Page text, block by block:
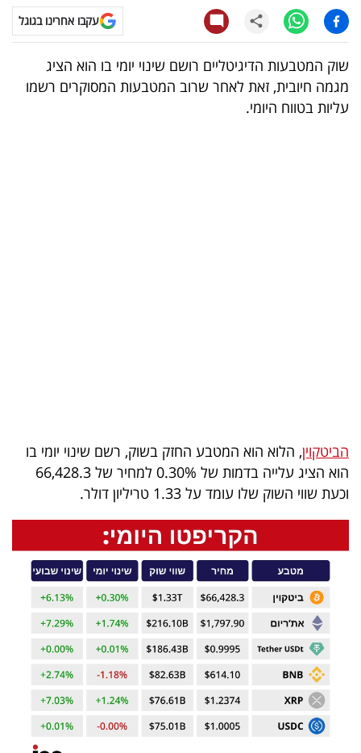
טלוויזיה
עסקי
ספורט
5
המילון
הכלכלי
פודקאסט
UNDER
שיתופי
פעולה
עקבו אחרינו בגוגל
שוק המטבעות הדיגיטליים רושם שינוי יומי בו הוא הציג
מגמה חיובית, זאת לאחר שרוב המטבעות המסוקרים רשמו
עליות בטווח היומי.
הביטקוין, הלוא הוא המטבע החזק בשוק, רשם שינוי יומי בו
הוא הציג עלייה בדמות של 0.30% למחיר של 66,428.3
וכעת שווי השוק שלו עומד על 1.33 טריליון דולר.